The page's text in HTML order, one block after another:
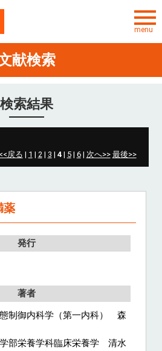
menu
TOP
ービス概要
文献検索
献検索
検索結果
<<戻る | 1 | 2| 3 | 4| 5| 6| 次へ>> 最後>>
薬
発行
著者
制御内科学（第一内科） 森
部栄養学科臨床栄養学 清水